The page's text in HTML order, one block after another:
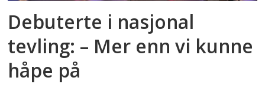
Debuterte i nasjonal
tevling: – Mer enn vi kunne
håpe på